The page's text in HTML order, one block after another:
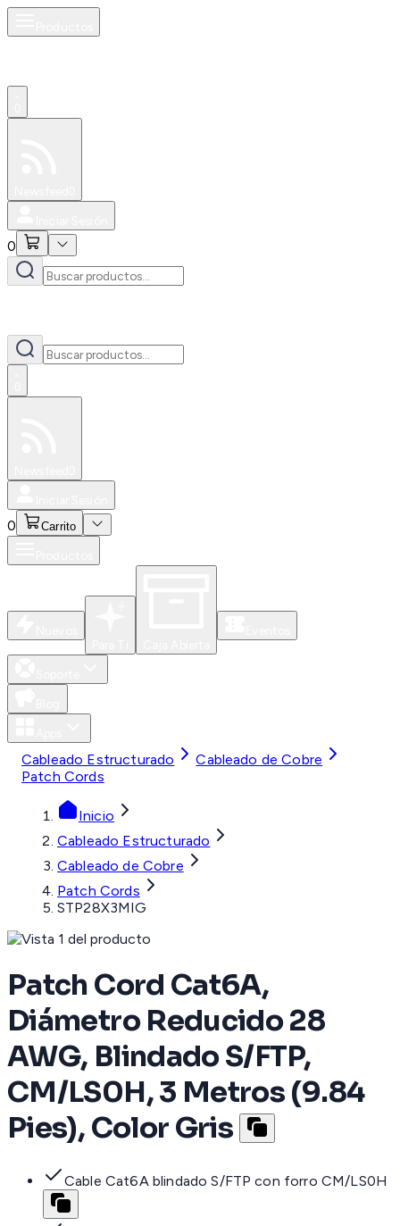
0
0 Carrito
Cableado Estructurado
Cableado de Cobre
Patch Cords
Inicio
Cableado Estructurado
Cableado de Cobre
Patch Cords
STP28X3MIG
Patch Cord Cat6A,
Diámetro Reducido 28
AWG, Blindado S/FTP,
CM/LS0H, 3 Metros (9.84
Pies), Color Gris
Cable Cat6A blindado S/FTP con forro CM/LS0H